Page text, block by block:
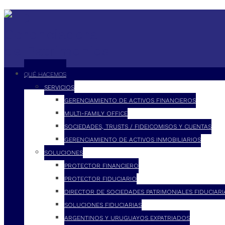
QUÉ HACEMOS
SERVICIOS
GERENCIAMIENTO DE ACTIVOS FINANCIEROS
MULTI-FAMILY OFFICE
SOCIEDADES, TRUSTS / FIDEICOMISOS Y CUENTAS
GERENCIAMIENTO DE ACTIVOS INMOBILIARIOS
SOLUCIONES
PROTECTOR FINANCIERO
PROTECTOR FIDUCIARIO
DIRECTOR DE SOCIEDADES PATRIMONIALES
SOLUCIONES FIDUCIARIAS
ARGENTINOS Y URUGUAYOS EXPATRIADOS